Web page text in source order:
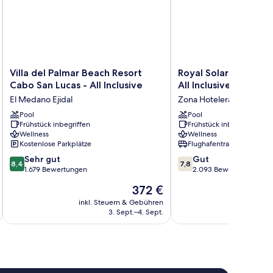
Villa
del
Beach
Resort
Cabo
San
Lucas
-
All
Villa del Palmar Beach Resort
Cabo San Lucas - All Inclusive
El Medano Ejidal
Pool
Frühstück inbegriffen
Wellness
Kostenlose Parkplätze
8.4
von
Bewertungen
8,4 Sehr gut
1.679 Bewertungen
Der
Preis
beträgt
372 €
inkl. Steuern & Gebühren
3. Sept.–4. Sept.
Royal
Solaris
Cabos
&
Spa
-
All
Inclusive
Zona
Royal Solaris Los
All Inclusive
Zona Hotelera
Pool
Frühstück inbegriffen
Wellness
Flughafentransfer
7.8
von
7,8 Gut
2.093 Bewertungen